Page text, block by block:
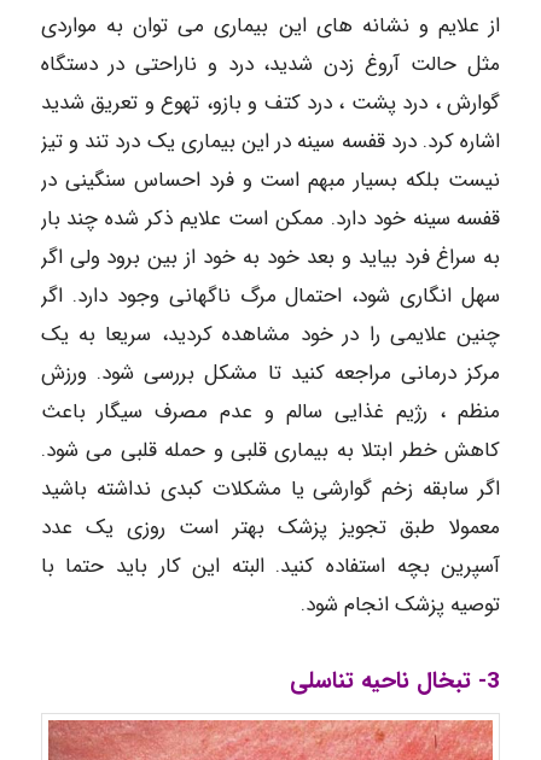
از علایم و نشانه های این بیماری می توان به مواردی
مثل حالت آروغ زدن شدید، درد و ناراحتی در دستگاه
گوارش ، درد پشت ، درد کتف و بازو، تهوع و تعریق شدید
اشاره کرد. درد قفسه سینه در این بیماری یک درد تند و تیز
نیست بلکه بسیار مبهم است و فرد احساس سنگینی در
قفسه سینه خود دارد. ممکن است علایم ذکر شده چند بار
به سراغ فرد بیاید و بعد خود به خود از بین برود ولی اگر
سهل انگاری شود، احتمال مرگ ناگهانی وجود دارد. اگر
چنین علایمی را در خود مشاهده کردید، سریعا به یک
مرکز درمانی مراجعه کنید تا مشکل بررسی شود. ورزش
منظم ، رژیم غذایی سالم و عدم مصرف سیگار باعث
کاهش خطر ابتلا به بیماری قلبی و حمله قلبی می شود.
اگر سابقه زخم گوارشی یا مشکلات کبدی نداشته باشید
معمولا طبق تجویز پزشک بهتر است روزی یک عدد
آسپرین بچه استفاده کنید. البته این کار باید حتما با
توصیه پزشک انجام شود.
3- تبخال ناحیه تناسلی